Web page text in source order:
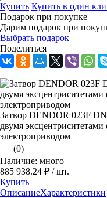
Купить Купить в один
Подарок при покупке
Дарим подарок при
Выбрать подарок
Поделиться
Затвор DENDOR 023F
двумя
электроприводом
(0)
Наличие: много
885 938.24 ₽ / шт.
Купить
ОписаниеХарактеристики